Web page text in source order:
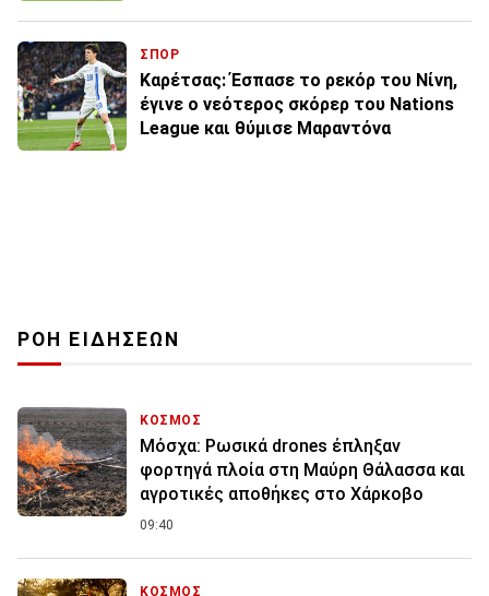
ΣΠΟΡ
Καρέτσας: Έσπασε το ρεκόρ του Νίνη,
έγινε ο νεότερος σκόρερ του Nations
League και θύμισε Μαραντόνα
ΡΟΗ ΕΙΔΗΣΕΩΝ
ΚΟΣΜΟΣ
Μόσχα: Ρωσικά drones έπληξαν
φορτηγά πλοία στη Μαύρη Θάλασσα και
αγροτικές αποθήκες στο Χάρκοβο
09:40
ΚΟΣΜΟΣ